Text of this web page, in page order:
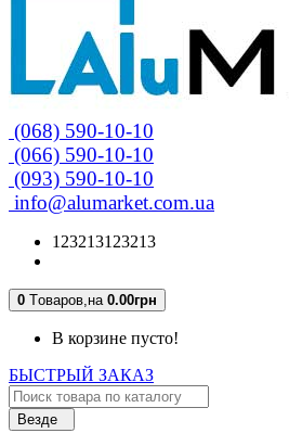
(068) 590-10-10
(066) 590-10-10
(093) 590-10-10
info@alumarket.com.ua
123213123213
0 Tоваров, на 0.00грн
В корзине пусто!
БЫСТРЫЙ ЗАКАЗ
Везде